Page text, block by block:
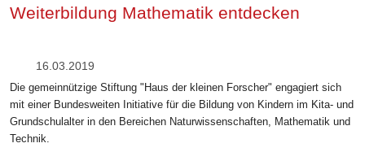
Weiterbildung Mathematik entdecken
16.03.2019
Die gemeinnützige Stiftung "Haus der kleinen Forscher" engagiert sich
mit einer Bundesweiten Initiative für die Bildung von Kindern im Kita- und
Grundschulalter in den Bereichen Naturwissenschaften, Mathematik und
Technik.